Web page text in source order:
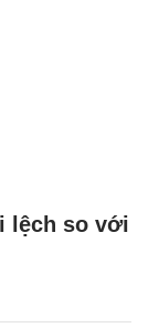
lệch so với